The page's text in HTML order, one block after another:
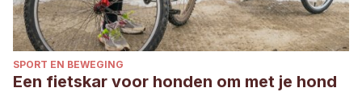
SPORT EN BEWEGING
Een fietskar voor honden om met je hond